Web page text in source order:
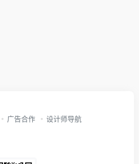
广告合作 设计师导航